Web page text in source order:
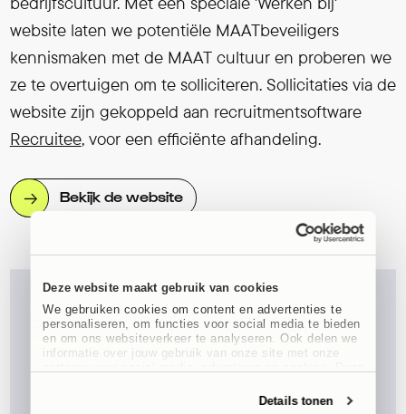
Deze website maakt gebruik van cookies
We gebruiken cookies om content en advertenties te
personaliseren, om functies voor social media te bieden
en om ons websiteverkeer te analyseren. Ook delen we
informatie over jouw gebruik van onze site met onze
informatie die jij aan ze heeft verstrekt of die ze hebben
Details tonen
website laten we potentiële MAATbeveiligers
kennismaken met de MAAT cultuur en proberen we
ze te overtuigen om te solliciteren. Sollicitaties via de
website zijn gekoppeld aan recruitmentsoftware
Recruitee, voor een efficiënte afhandeling.
Bekijk de website